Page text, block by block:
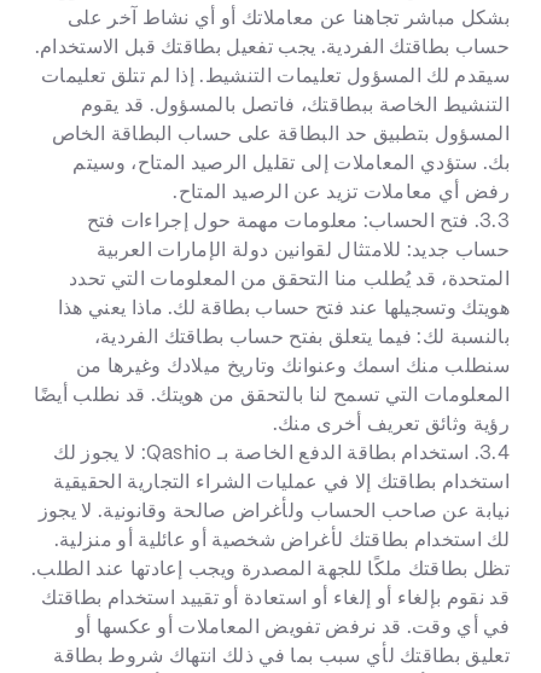
بشكل مباشر تجاهنا عن معاملاتك أو أي نشاط آخر على
حساب بطاقتك الفردية. يجب تفعيل بطاقتك قبل الاستخدام.
سيقدم لك المسؤول تعليمات التنشيط. إذا لم تتلق تعليمات
التنشيط الخاصة ببطاقتك، فاتصل بالمسؤول. قد يقوم
المسؤول بتطبيق حد البطاقة على حساب البطاقة الخاص
بك. ستؤدي المعاملات إلى تقليل الرصيد المتاح، وسيتم
رفض أي معاملات تزيد عن الرصيد المتاح.
3.3. فتح الحساب: معلومات مهمة حول إجراءات فتح
حساب جديد: للامتثال لقوانين دولة الإمارات العربية
المتحدة، قد يُطلب منا التحقق من المعلومات التي تحدد
هويتك وتسجيلها عند فتح حساب بطاقة لك. ماذا يعني هذا
بالنسبة لك: فيما يتعلق بفتح حساب بطاقتك الفردية،
سنطلب منك اسمك وعنوانك وتاريخ ميلادك وغيرها من
المعلومات التي تسمح لنا بالتحقق من هويتك. قد نطلب أيضًا
رؤية وثائق تعريف أخرى منك.
3.4. استخدام بطاقة الدفع الخاصة بـ Qashio: لا يجوز لك
استخدام بطاقتك إلا في عمليات الشراء التجارية الحقيقية
نيابة عن صاحب الحساب ولأغراض صالحة وقانونية. لا يجوز
لك استخدام بطاقتك لأغراض شخصية أو عائلية أو منزلية.
تظل بطاقتك ملكًا للجهة المصدرة ويجب إعادتها عند الطلب.
قد نقوم بإلغاء أو إلغاء أو استعادة أو تقييد استخدام بطاقتك
في أي وقت. قد نرفض تفويض المعاملات أو عكسها أو
تعليق بطاقتك لأي سبب بما في ذلك انتهاك شروط بطاقة